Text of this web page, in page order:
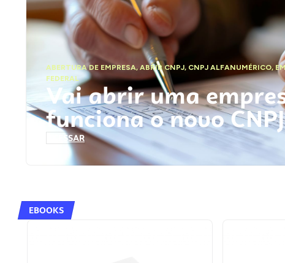
ABERTURA DE EMPRESA,ABRIR CNPJ, CNPJ ALFANUMÉRICO,
FEDERAL
Vai abrir uma
funciona o novo
ACESSAR
EBOOKS